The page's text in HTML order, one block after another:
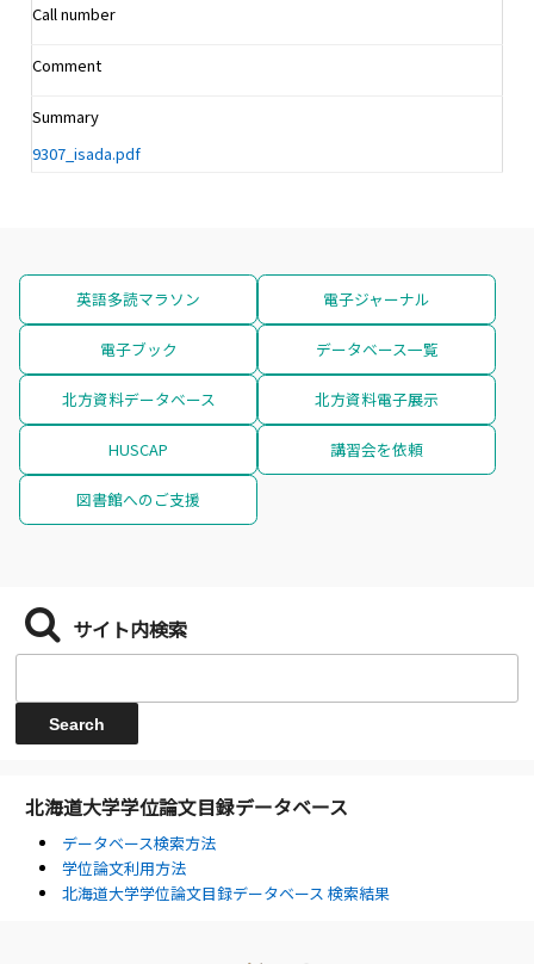
Call number
Comment
Summary
9307_isada.pdf
英語多読マラソン 電子ジャーナル
電子ブック データベース一覧
北方資料データベース 北方資料電子展示
HUSCAP 講習会を依頼
図書館へのご支援
サイト内検索
北海道大学学位論文目録データベース
データベース検索方法
学位論文利用方法
北海道大学学位論文目録データベース 検索結果